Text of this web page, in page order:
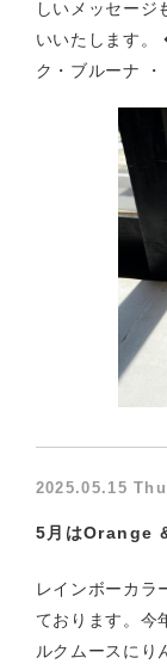
しいメッセージ
いいたします
ク・ブルーナ ・
2025.05.15 Thu
5月はOrange
レインボーカラ
ております。今
ルクムースにり